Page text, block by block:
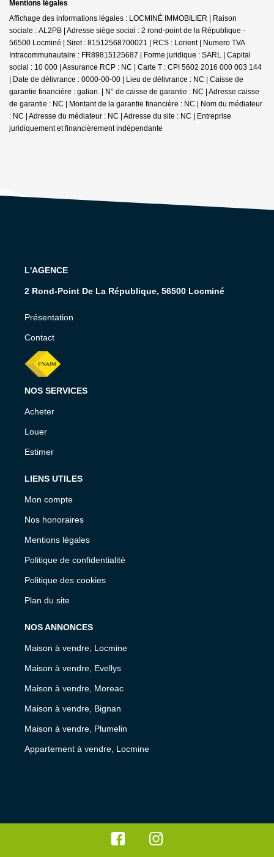
Mentions légales
Affichage des informations légales : LOCMINÉ IMMOBILIER | Raison
sociale : AL2PB | Adresse siège social : 2 rond-point de la République -
56500 Locminé | Siret : 81512568700021 | RCS : Lorient | Numero TVA
Intracommunautaire : FR89815125687 | Forme juridique : SARL | Capital
social : 10 000 | Assurance RCP : NC | Carte T : CPI 5602 2016 000 003 144
| Date de délivrance : 0000-00-00 | Lieu de délivrance : NC | Caisse de
garantie financière : galian. | N° de caisse de garantie : NC | Adresse caisse
de garantie : NC | Montant de la garantie financière : NC | Nom du médiateur
: NC | Adresse du médiateur : NC | Adresse du site : NC | Entreprise
juridiquement et financièrement indépendante
L'AGENCE
2 Rond-Point De La République, 56500 Locminé
Présentation
Contact
NOS SERVICES
Acheter
Louer
Estimer
LIENS UTILES
Mon compte
Nos honoraires
Mentions légales
Politique de confidentialité
Politique des cookies
Plan du site
NOS ANNONCES
Maison à vendre, Locmine
Maison à vendre, Evellys
Maison à vendre, Moreac
Maison à vendre, Bignan
Maison à vendre, Plumelin
Appartement à vendre, Locmine